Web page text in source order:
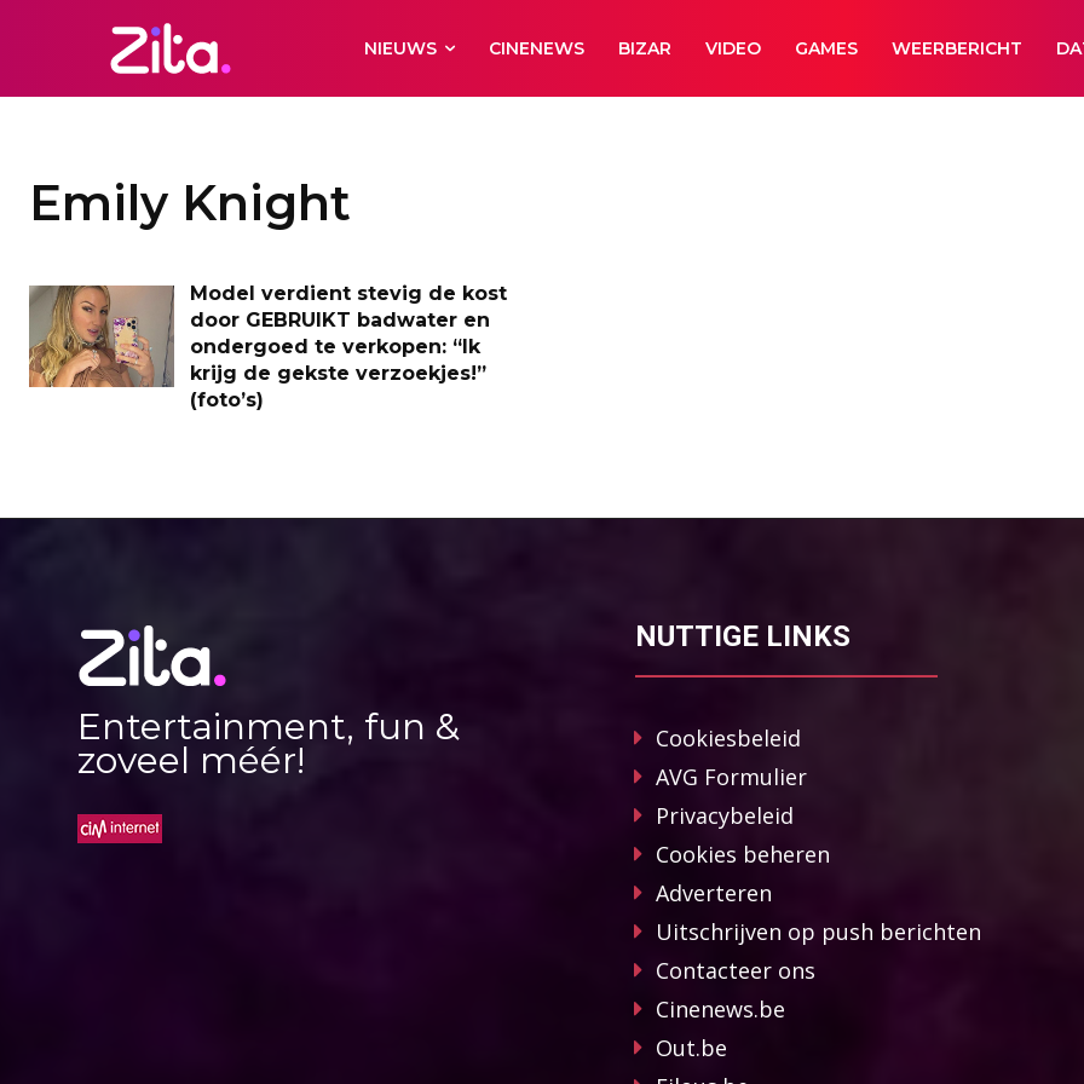
NIEUWS CINENEWS BIZAR VIDEO GAMES WEERBERICHT
Emily Knight
Model verdient stevig de kost
door GEBRUIKT badwater en
ondergoed te verkopen: “Ik
krijg de gekste verzoekjes!”
(foto’s)
Entertainment, fun &
zoveel méér!
NUTTIGE LINKS
Cookiesbeleid
AVG Formulier
Privacybeleid
Cookies beheren
Adverteren
Uitschrijven op push berichten
Contacteer ons
Cinenews.be
Out.be